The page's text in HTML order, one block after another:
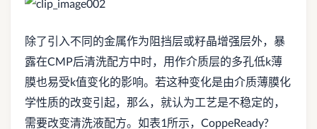
除了引入不同的金属作为阻挡层或籽晶增强层外，暴
露在CMP后清洗配方中时，用作介质层的多孔低k薄
膜也易受k值变化的影响。若这种变化是由介质薄膜化
学性质的改变引起，那么，就认为工艺是不稳定的，
需要改变清洗液配方。如表1所示，CoppeReady?